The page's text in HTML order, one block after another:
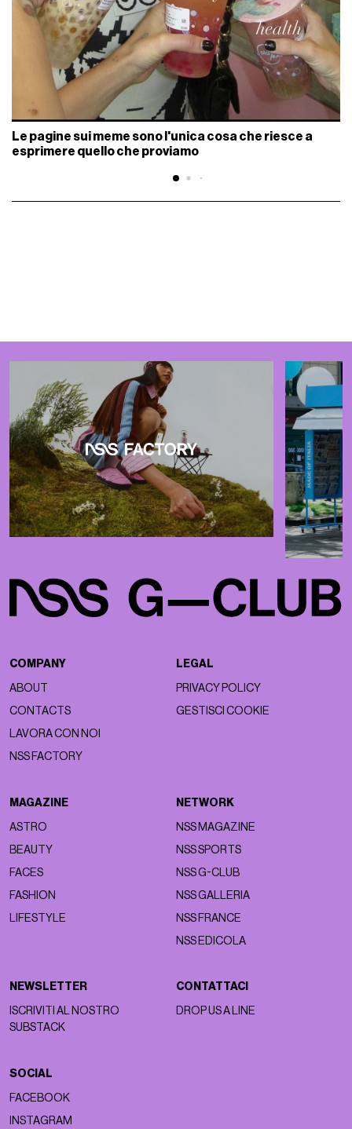
Le pagine sui meme sono l'unica cosa che riesce a
esprimere quello che proviamo
COMPANY
ABOUT
CONTACTS
LAVORA CON NOI
NSS FACTORY
LEGAL
PRIVACY POLICY
GESTISCI COOKIE
MAGAZINE
ASTRO
BEAUTY
FACES
FASHION
LIFESTYLE
NETWORK
NSS MAGAZINE
NSS SPORTS
NSS G-CLUB
NSS GALLERIA
NSS FRANCE
NSS EDICOLA
NEWSLETTER
ISCRIVITI AL NOSTRO
SUBSTACK
CONTATTACI
DROP US A LINE
SOCIAL
FACEBOOK
INSTAGRAM